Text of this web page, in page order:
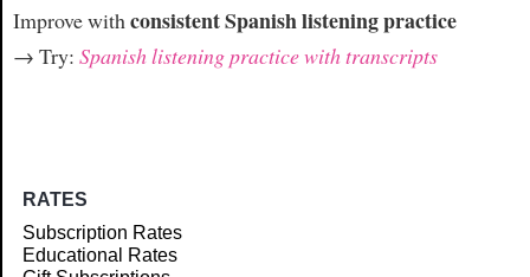
Improve withconsistent Spanish listening practice
→ Try: Spanish listening practice with transcripts
RATES
Subscription Rates
Educational Rates